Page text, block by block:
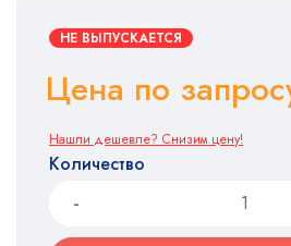
НЕ ВЫПУСКАЕТСЯ
Цена по
Нашли дешевле? Снизим цену!
Количество